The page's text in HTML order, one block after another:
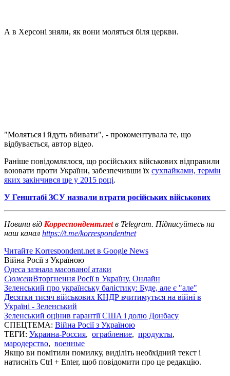
А в Херсоні зняли, як вони моляться біля церкви.
"Моляться і йдуть вбивати", - прокоментувала те, що
відбувається, автор відео.
Раніше повідомлялося, що російських військових відправили
воювати проти України, забезпечивши їх сухпайками, термін
яких закінчився ще у 2015 році.
У Генштабі ЗСУ назвали втрати російських військових
Новини від Корреспондент.netв Telegram. Підписуйтесь на
наш канал https://t.me/korrespondentnet
Читайте Korrespondent.net в Google News
Війна Росії з Україною
Одеса зазнала масованої атаки
СюжетВторгнення Росії в Україну. Онлайн
Зеленський про українську балістику: Буде, але є "але"
Десятки тисяч військових КНДР вчитимуться на війні в
Україні - Зеленський
Зеленський оцінив гарантії США і долю Донбасу
СПЕЦТЕМА: Війна Росії з Україною
ТЕГИ: Украина-Россия, ограбление, продукты,
мародерство, военные
Якщо ви помітили помилку, виділіть необхідний текст і
натисніть Ctrl + Enter, щоб повідомити про це редакцію.